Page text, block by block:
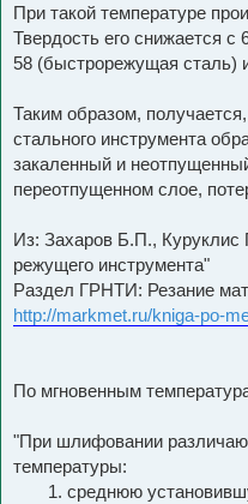
При такой температуре
Твердость его снижается
58 (быстрорежущая сталь)
Таким образом,
стального инструмента
закаленный и
переотпущенном слое,
Из: Захаров Б.П., Куруклис
режущего инструмента"
Раздел ГРНТИ: Резание
http://markmet.ru/kniga-po-
По мгновенным
"При шлифовании
температуры:
среднюю